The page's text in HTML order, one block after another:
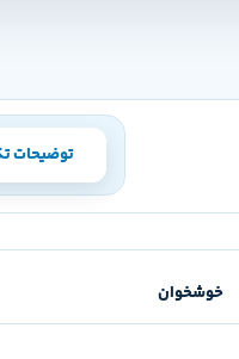
توضیحات
خوشخوان